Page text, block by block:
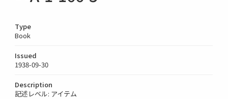
Type
Book
Issued
1938-09-30
Description
記述レベル: アイテム